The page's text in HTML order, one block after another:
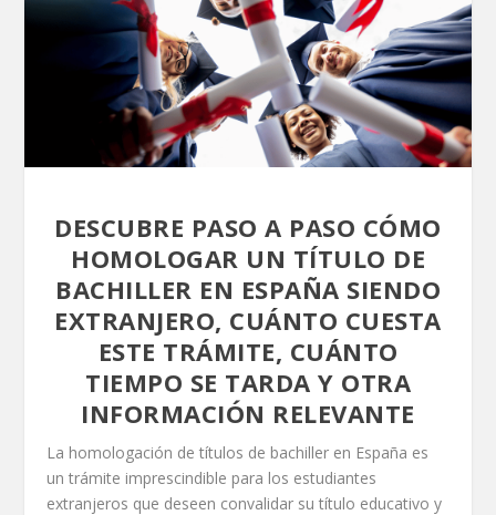
DESCUBRE PASO A PASO CÓMO
HOMOLOGAR UN TÍTULO DE
BACHILLER EN ESPAÑA SIENDO
EXTRANJERO, CUÁNTO CUESTA
ESTE TRÁMITE, CUÁNTO
TIEMPO SE TARDA Y OTRA
INFORMACIÓN RELEVANTE
La homologación de títulos de bachiller en España es
un trámite imprescindible para los estudiantes
extranjeros que deseen convalidar su título educativo y